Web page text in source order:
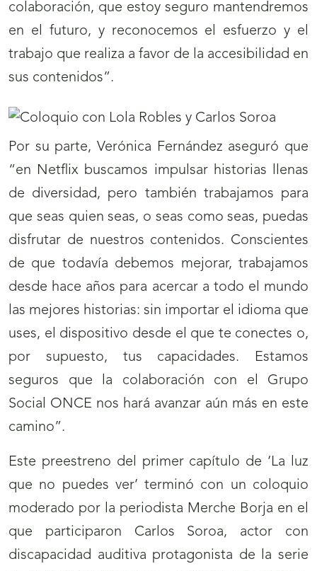
colaboración, que estoy seguro mantendremos
en el futuro, y reconocemos el esfuerzo y el
trabajo que realiza a favor de la accesibilidad en
sus contenidos”.
Por su parte, Verónica Fernández aseguró que
“en Netflix buscamos impulsar historias llenas
de diversidad, pero también trabajamos para
que seas quien seas, o seas como seas, puedas
disfrutar de nuestros contenidos. Conscientes
de que todavía debemos mejorar, trabajamos
desde hace años para acercar a todo el mundo
las mejores historias: sin importar el idioma que
uses, el dispositivo desde el que te conectes o,
por supuesto, tus capacidades. Estamos
seguros que la colaboración con el Grupo
Social ONCE nos hará avanzar aún más en este
camino”.
Este preestreno del primer capítulo de ‘La luz
que no puedes ver’ terminó con un coloquio
moderado por la periodista Merche Borja en el
que participaron Carlos Soroa, actor con
discapacidad auditiva protagonista de la serie